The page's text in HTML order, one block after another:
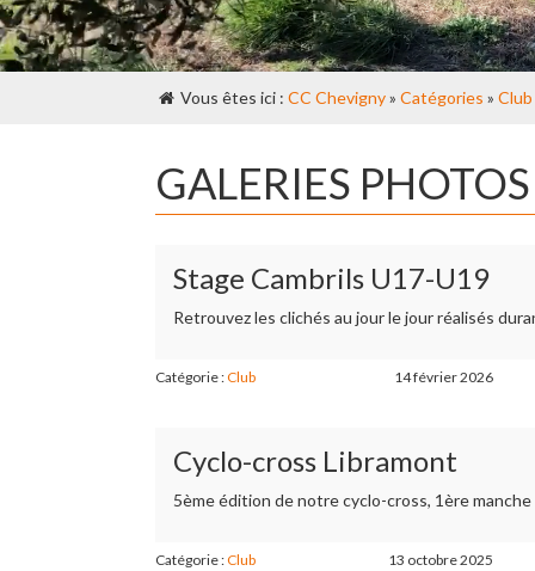
Vous êtes ici : CC Chevigny» Catégories » Club
GALERIES
Stage Cambrils U17-U19
Retrouvez les clichés au jour le jour réalisés
Catégorie :Club 14 février 2026
Cyclo-cross Libramont
5ème édition de notre cyclo-cross, 1ère
Catégorie :Club 13 octobre 2025